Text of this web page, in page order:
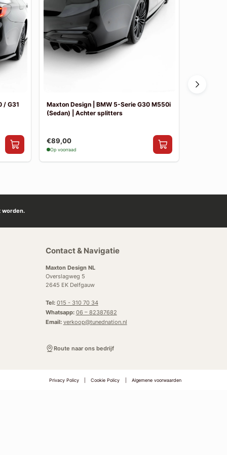
/ G31
Maxton Design | BMW 5-Serie G30 M550i
(Sedan) | Achter splitters
€89,00
Op voorraad
worden.
Contact & Navigatie
Maxton Design NL
Overslagweg 5
2645 EK Delfgauw
Tel: 015 - 310 70 34
Whatsapp: 06 – 82387682
Email: verkoop@tunednation.nl
Route naar ons bedrijf
Privacy Policy Cookie Policy Algemene voorwaarden